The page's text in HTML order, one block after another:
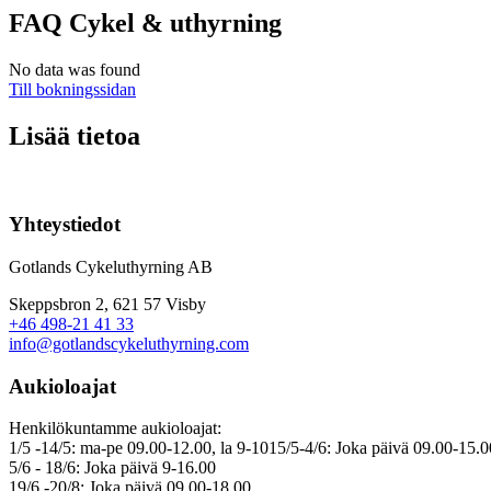
FAQ Cykel & uthyrning
No data was found
Till bokningssidan
Lisää tietoa
Yhteystiedot
Gotlands Cykeluthyrning AB
Skeppsbron 2, 621 57 Visby
+46 498-21 41 33
info@gotlandscykeluthyrning.com
Aukioloajat
Henkilökuntamme aukioloajat:
1/5 -14/5: ma-pe 09.00-12.00, la 9-1015/5-4/6: Joka päivä 09.00-
5/6 - 18/6: Joka päivä 9-16.00